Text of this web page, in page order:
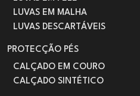
LUVAS EM MALHA
LUVAS DESCARTÁVEIS
PROTECÇÃO PÉS
CALÇADO EM COURO
CALÇADO SINTÉTICO